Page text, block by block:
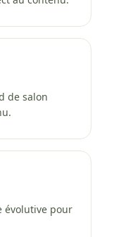
de salon
évolutive pour